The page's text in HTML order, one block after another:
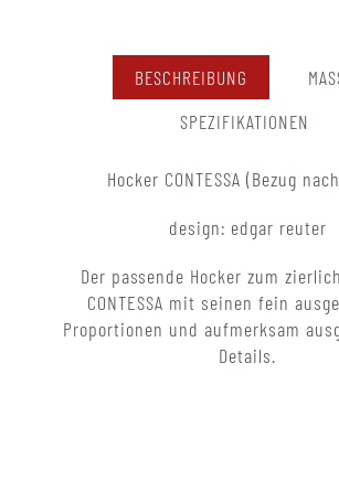
BESCHREIBUNG
SPEZIFIKATIONEN
Hocker CONTESSA (Bezug
design: edgar reuter
Der passende Hocker zum
CONTESSA mit seinen fein
Proportionen und aufmerksam
Details.